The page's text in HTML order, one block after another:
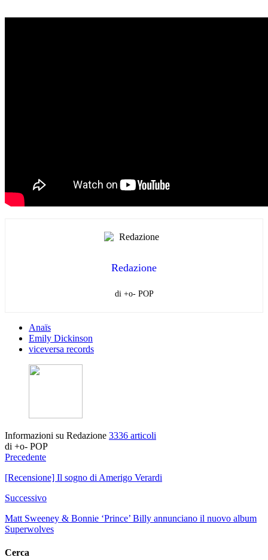
Redazione
di +o- POP
Anaïs
Emily Dickinson
viceversa records
Informazioni su Redazione 3336 articoli
di +o- POP
Precedente
[Recensione] Il sogno di Amerigo Verardi
Successivo
Matt Sweeney & Bonnie ‘Prince’ Billy annunciano il nuovo album
Superwolves
Cerca